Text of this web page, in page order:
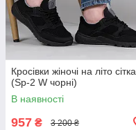
Кросівки жіночі на літо сітка
(Sp-2 W чорні)
В наявності
957 ₴ 3 200 ₴